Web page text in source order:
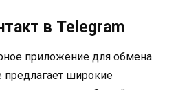
в Telegram
приложение для обмена
широкие